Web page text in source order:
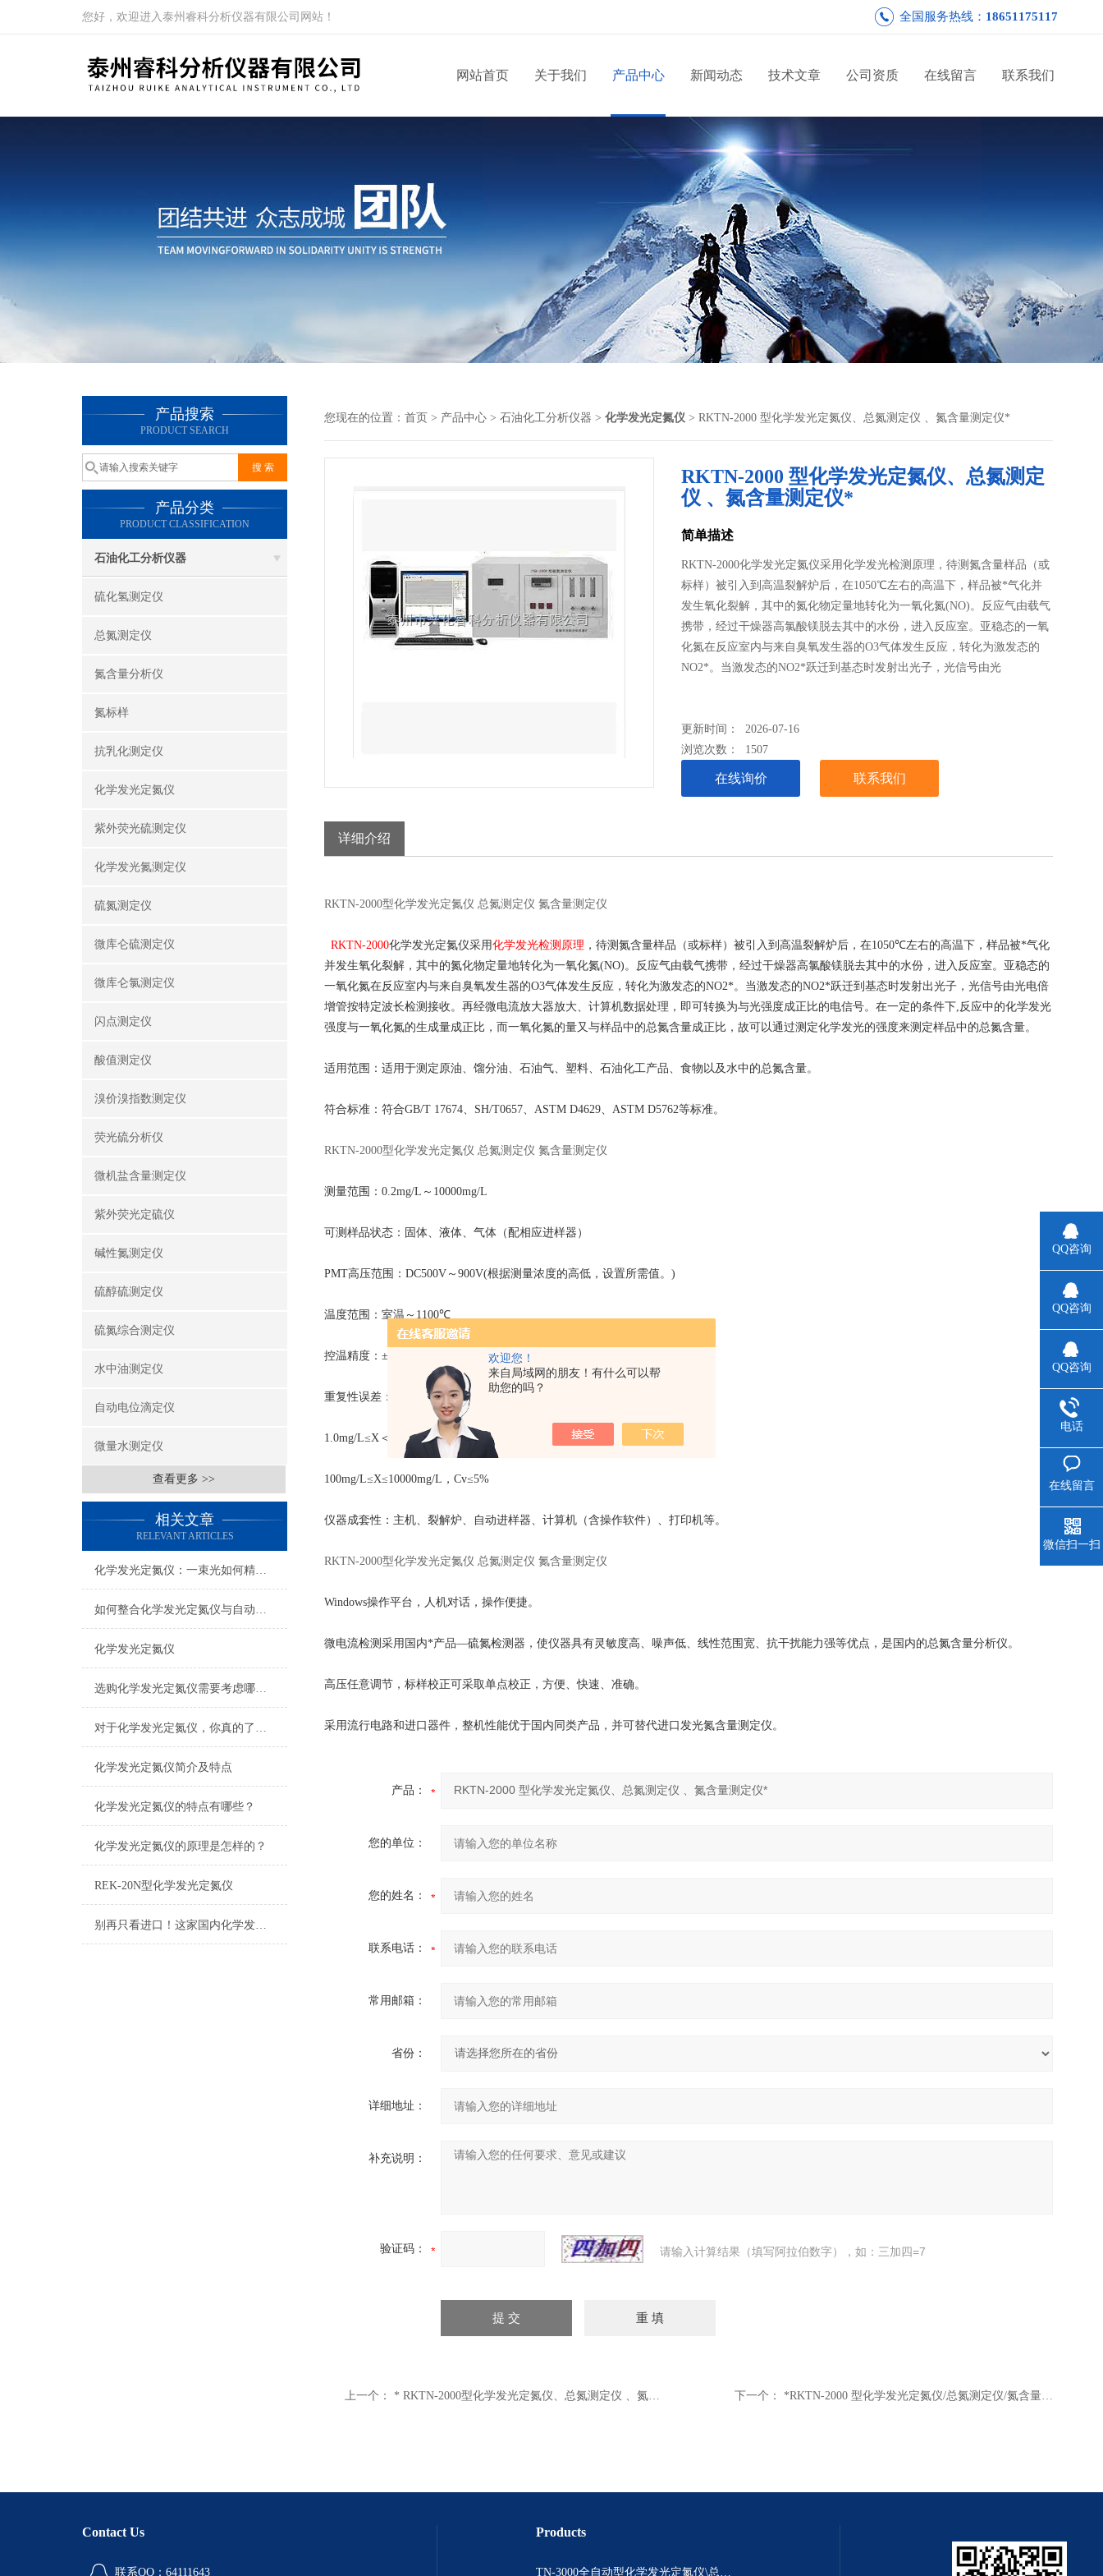
欢迎您！
来自局域网的朋友！有什么可以帮
助您的吗？
您好，欢迎进入泰州睿科分析仪器有限公司网站！ 全国服务热线： 18651175117
网站首页 关于我们 产品中心 新闻动态 技术文章 公司资质 在线留言 联系我们
产品搜索
PRODUCT SEARCH
产品分类
PRODUCT CLASSIFICATION
石油化工分析仪器
硫化氢测定仪
总氮测定仪
氮含量分析仪
氮标样
抗乳化测定仪
化学发光定氮仪
紫外荧光硫测定仪
化学发光氮测定仪
硫氮测定仪
微库仑硫测定仪
微库仑氯测定仪
闪点测定仪
酸值测定仪
溴价溴指数测定仪
荧光硫分析仪
微机盐含量测定仪
紫外荧光定硫仪
碱性氮测定仪
硫醇硫测定仪
硫氮综合测定仪
水中油测定仪
自动电位滴定仪
微量水测定仪
查看更多 >>
相关文章
RELEVANT ARTICLES
化学发光定氮仪：一束光如何精准“称”出氮含量
如何整合化学发光定氮仪与自动化系统
化学发光定氮仪
选购化学发光定氮仪需要考虑哪些问题
对于化学发光定氮仪，你真的了解吗？
化学发光定氮仪简介及特点
化学发光定氮仪的特点有哪些？
化学发光定氮仪的原理是怎样的？
REK-20N型化学发光定氮仪
别再只看进口！这家国内化学发光定氮仪生产厂家已实现技术突破
您现在的位置： 首页 > 产品中心 > 石油化工分析仪器 > 化学发光定氮仪 > RKTN-2000 型化学发光定氮仪、总氮测定仪 、氮含量测定仪*
RKTN-2000 型化学发光定氮仪、总氮测定
仪 、氮含量测定仪*
简单描述
RKTN-2000化学发光定氮仪采用化学发光检测原理，待测氮含量样品（或
标样）被引入到高温裂解炉后，在1050℃左右的高温下，样品被*气化并
发生氧化裂解，其中的氮化物定量地转化为一氧化氮(NO)。反应气由载气
携带，经过干燥器高氯酸镁脱去其中的水份，进入反应室。亚稳态的一氧
化氮在反应室内与来自臭氧发生器的O3气体发生反应，转化为激发态的
NO2*。当激发态的NO2*跃迁到基态时发射出光子，光信号由光
更新时间： 2026-07-16
浏览次数： 1507
在线询价 联系我们
详细介绍
RKTN-2000型化学发光定氮仪 总氮测定仪 氮含量测定仪
RKTN-2000化学发光定氮仪采用化学发光检测原理 ，待测氮含量样品（或标样）被引入到高温裂解炉后，在1050℃左右的高温下，样品被*气化
并发生氧化裂解，其中的氮化物定量地转化为一氧化氮(NO)。反应气由载气携带，经过干燥器高氯酸镁脱去其中的水份，进入反应室。亚稳态的
一氧化氮在反应室内与来自臭氧发生器的O3气体发生反应，转化为激发态的NO2*。当激发态的NO2*跃迁到基态时发射出光子，光信号由光电倍
增管按特定波长检测接收。再经微电流放大器放大、计算机数据处理，即可转换为与光强度成正比的电信号。在一定的条件下,反应中的化学发光
强度与一氧化氮的生成量成正比，而一氧化氮的量又与样品中的总氮含量成正比，故可以通过测定化学发光的强度来测定样品中的总氮含量。
适用范围：适用于测定原油、馏分油、石油气、塑料、石油化工产品、食物以及水中的总氮含量。
符合标准：符合GB/T 17674、 SH/T0657、 ASTM D4629、 ASTM D5762等标准。
RKTN-2000型化学发光定氮仪 总氮测定仪 氮含量测定仪
测量范围： 0.2mg/L ～ 10000mg/L
可测样品状态：固体、液体、气体（配相应进样器）
PMT高压范围： DC500V ～ 900V(根据测量浓度的高低，设置所需值。 )
温度范围：室温～ 1100℃
控温精度： ±3℃
重复性误差： 0.2mg/L≤X＜ 1.0mg/L， ≤±0.1mg/L
1.0mg/L≤X ＜ 100mg/L，Cv≤10%
100mg/L≤X≤10000mg/L ， Cv≤5%
仪器成套性：主机、裂解炉、自动进样器、计算机（含操作软件）、打印机等。
RKTN-2000型化学发光定氮仪 总氮测定仪 氮含量测定仪
Windows操作平台，人机对话，操作便捷。
微电流检测采用国内*产品—硫氮检测器，使仪器具有灵敏度高、噪声低、线性范围宽、抗干扰能力强等优点，是国内的总氮含量分析仪。
高压任意调节，标样校正可采取单点校正，方便、快速、准确。
采用流行电路和进口器件，整机性能优于国内同类产品，并可替代进口发光氮含量测定仪。
产品：
您的单位：
您的姓名：
联系电话：
常用邮箱：
省份：
详细地址：
补充说明：
验证码： 请输入计算结果（填写阿拉伯数字），如：三加四=7
上一个： * RKTN-2000型化学发光定氮仪、总氮测定仪 、氮含量测定仪 下一个： *RKTN-2000 型化学发光定氮仪/总氮测定仪/氮含量测定仪
Contact Us
联系QQ：64111643
Products
TN-3000全自动型化学发光定氮仪\总氮测定\ 氮含量分析仪
QQ咨询
QQ咨询
QQ咨询
电话
在线留言
微信扫一扫